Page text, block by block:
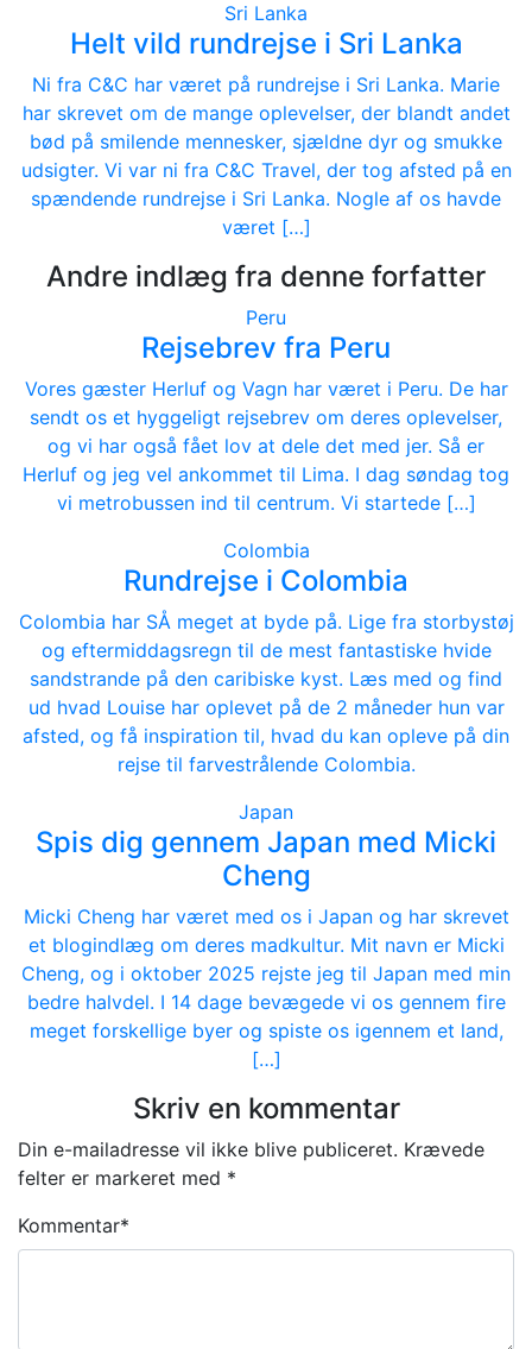
Sri Lanka
Helt vild rundrejse i Sri Lanka
Ni fra C&C har været på rundrejse i Sri Lanka. Marie
har skrevet om de mange oplevelser, der blandt andet
bød på smilende mennesker, sjældne dyr og smukke
udsigter. Vi var ni fra C&C Travel, der tog afsted på en
spændende rundrejse i Sri Lanka. Nogle af os havde
været […]
Andre indlæg fra denne forfatter
Peru
Rejsebrev fra Peru
Vores gæster Herluf og Vagn har været i Peru. De har
sendt os et hyggeligt rejsebrev om deres oplevelser,
og vi har også fået lov at dele det med jer. Så er
Herluf og jeg vel ankommet til Lima. I dag søndag tog
vi metrobussen ind til centrum. Vi startede […]
Colombia
Rundrejse i Colombia
Colombia har SÅ meget at byde på. Lige fra storbystøj
og eftermiddagsregn til de mest fantastiske hvide
sandstrande på den caribiske kyst. Læs med og find
ud hvad Louise har oplevet på de 2 måneder hun var
afsted, og få inspiration til, hvad du kan opleve på din
rejse til farvestrålende Colombia.
Japan
Spis dig gennem Japan med Micki
Cheng
Micki Cheng har været med os i Japan og har skrevet
et blogindlæg om deres madkultur. Mit navn er Micki
Cheng, og i oktober 2025 rejste jeg til Japan med min
bedre halvdel. I 14 dage bevægede vi os gennem fire
meget forskellige byer og spiste os igennem et land,
[…]
Skriv en kommentar
Din e-mailadresse vil ikke blive publiceret. Krævede
felter er markeret med *
Kommentar*